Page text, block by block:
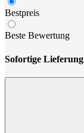
Bestpreis
Beste Bewertung
Sofortige Lieferung